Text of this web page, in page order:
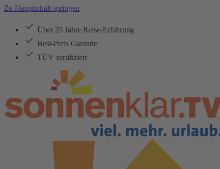
Zu Hauptinhalt springen
Über 25 Jahre Reise-Erfahrung
Best-Preis Garantie
TÜV zertifiziert